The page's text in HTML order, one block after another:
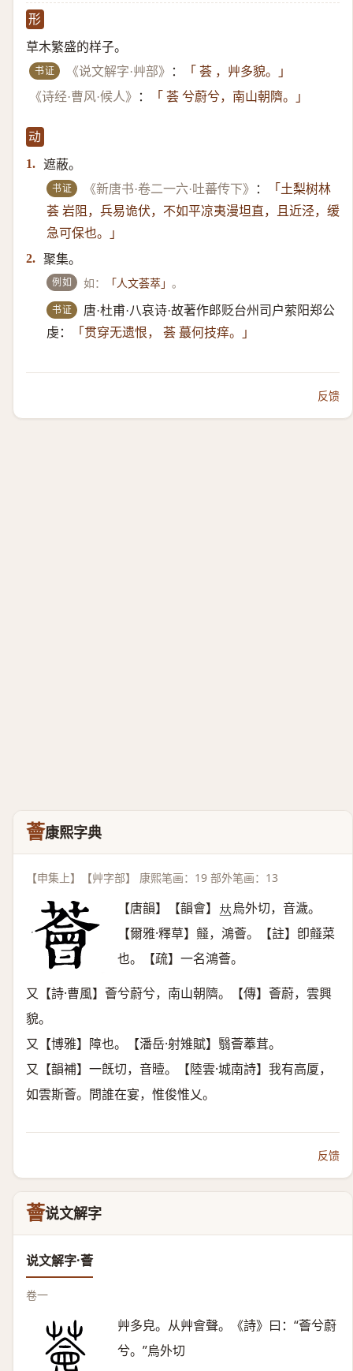
形
草木繁盛的样子。
书证 《说文解字·艸部》 ：
「 荟 ，艸多貌。」
《诗经·曹风·候人》
： 「 荟 兮蔚兮，南山朝隮。」
动
1. 遮蔽。
书证 《新唐书·卷二一六·吐蕃传下》 ：
「土梨树林
荟 岩阻，兵易诡伏，不如平凉夷漫坦直，且近泾，缓
急可保也。」
2. 聚集。
例如 如： 「人文荟萃」。
书证
唐·杜甫·八哀诗·故著作郎贬台州司户萦阳郑公
虔：
「贯穿无遗恨， 荟 蕞何技痒。」
反馈
薈康熙字典
【申集上】【艸字部】 康熙笔画：19 部外笔画：13
【唐韻】【韻會】 𠀤烏外切，音濊。
【爾雅·釋草】䪥，鴻薈。【註】卽䪥菜
也。【疏】一名鴻薈。
又【詩·曹風】薈兮蔚兮，南山朝隮。【傳】薈蔚，雲興
貌。
又【博雅】障也。【潘岳·射雉賦】翳薈菶茸。
又【韻補】一旣切，音曀。【陸雲·城南詩】我有高厦，
如雲斯薈。問誰在宴，惟俊惟乂。
反馈
薈说文解字
说文解字·薈
卷一
艸多皃。从艸會聲。《詩》曰：“薈兮蔚
兮。”烏外切